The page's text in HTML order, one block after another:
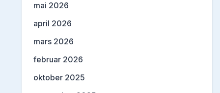
mai 2026
april 2026
mars 2026
februar 2026
oktober 2025